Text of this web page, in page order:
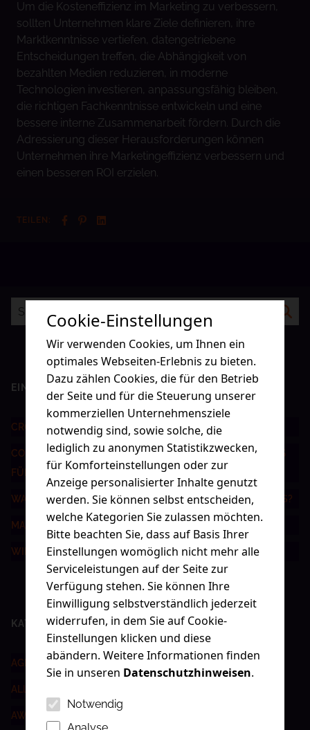
Um die Kosteneffizienz im Marketing zu verbessern,
sollten Unternehmen klare Ziele definieren, ihre
Marktkenntnisse vertiefen, datengetriebene
Entscheidungen treffen, die Abhängigkeit von
bezahlten Medien reduzieren, in moderne
Technologien investieren, anpassungsfähig bleiben,
die richtigen Fachkenntnisse entwickeln und eine
bessere interne Zusammenarbeit fördern. Durch die
Adressierung dieser Herausforderungen können
Unternehmen ihre Marketingeffizienz verbessern und
einen besseren ROI erzielen.
TEILEN:
EIN BLICK ZURÜCK
CROSSMEDIALE KOMMUNIKATION ALS ERFOLGSFAKTOR
CONTENT-STRATEGIE LEICHT GEMACHT: DIE BESTEN TIPPS
FÜR NACHHALTIGEN ERFOLG
WAS IST DIGITAL ADVERTISING UND WIE FUNKTIONIERT ES?
MARKE VS BRANDING - WAS IST DER UNTERSCHIED?
WIR SIND IM WIRTSCHAFTSFORUM!
KATEGORIEN
AGENTUR
ALLGEMEIN
AWARDS
Cookie-Einstellungen
Wir verwenden Cookies, um Ihnen ein
optimales Webseiten-Erlebnis zu bieten.
Dazu zählen Cookies, die für den Betrieb
der Seite und für die Steuerung unserer
kommerziellen Unternehmensziele
notwendig sind, sowie solche, die
lediglich zu anonymen Statistikzwecken,
für Komforteinstellungen oder zur
Anzeige personalisierter Inhalte genutzt
werden. Sie können selbst entscheiden,
welche Kategorien Sie zulassen möchten.
Bitte beachten Sie, dass auf Basis Ihrer
Einstellungen womöglich nicht mehr alle
Serviceleistungen auf der Seite zur
Verfügung stehen. Sie können Ihre
Einwilligung selbstverständlich jederzeit
widerrufen, in dem Sie auf Cookie-
Einstellungen klicken und diese
abändern. Weitere Informationen finden
Sie in unseren Datenschutzhinweisen.
Notwendig
Analyse